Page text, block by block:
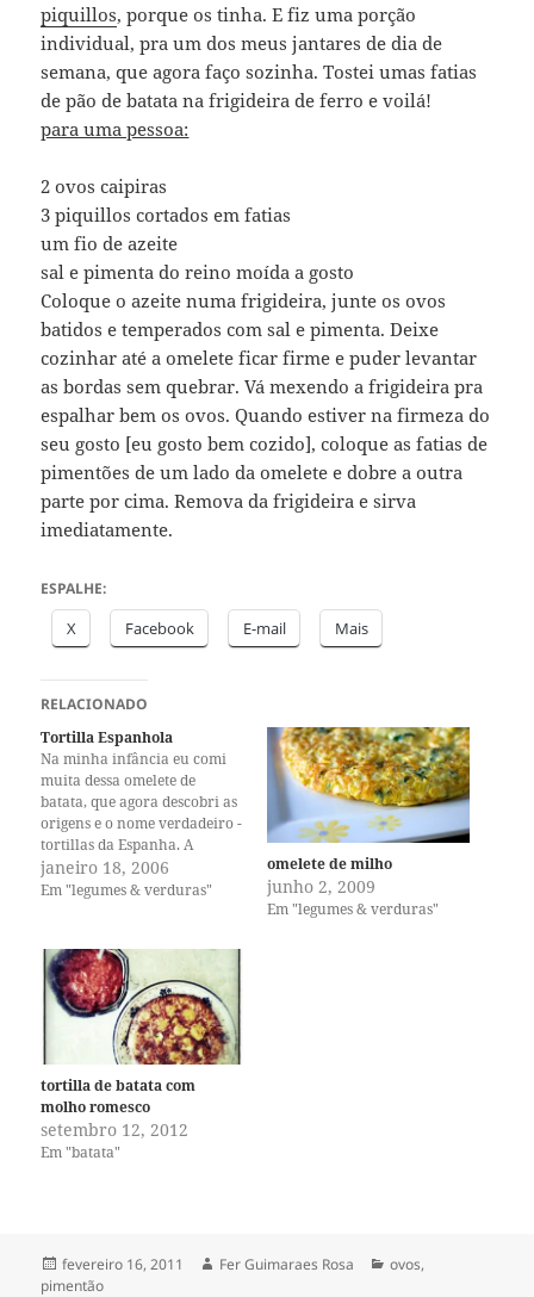
piquillos, porque os tinha. E fiz uma porção
individual, pra um dos meus jantares de dia de
semana, que agora faço sozinha. Tostei umas fatias
de pão de batata na frigideira de ferro e voilá!
para uma pessoa:
2 ovos caipiras
3 piquillos cortados em fatias
um fio de azeite
sal e pimenta do reino moída a gosto
Coloque o azeite numa frigideira, junte os ovos
batidos e temperados com sal e pimenta. Deixe
cozinhar até a omelete ficar firme e puder levantar
as bordas sem quebrar. Vá mexendo a frigideira pra
espalhar bem os ovos. Quando estiver na firmeza do
seu gosto [eu gosto bem cozido], coloque as fatias de
pimentões de um lado da omelete e dobre a outra
parte por cima. Remova da frigideira e sirva
imediatamente.
ESPALHE:
X Facebook E-mail Mais
RELACIONADO
Tortilla Espanhola
Na minha infância eu comi
muita dessa omelete de
batata, que agora descobri as
origens e o nome verdadeiro -
tortillas da Espanha. A
primeira vez que ouvi a
palavra tortilla se referindo à
pois estava acostumada com
as tortillas mexicanas, muito
comuns…
janeiro 18, 2006
Em "legumes & verduras"
omelete de milho
junho 2, 2009
Em "legumes & verduras"
tortilla de batata com
molho romesco
setembro 12, 2012
Em "batata"
Publicado
em
fevereiro 16, 2011 Autor
Fer Guimaraes Rosa Categorias
ovos,
pimentão